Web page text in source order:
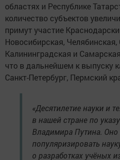
областях и Республике
количество субъектов
примут участие
Новосибирская, Челябинская,
Калининградская и
что в дальнейшем к выпуску
Санкт-Петербург, Пермский
«Десятилетие науки и
в нашей стране по
Владимира Путина. Оно
популяризировать
о разработках учёных